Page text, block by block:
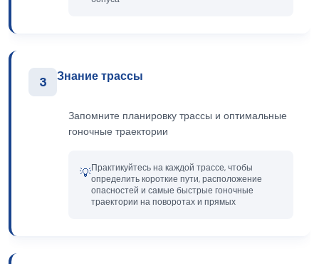
3 Знание трассы
Запомните планировку трассы и оптимальные
гоночные траектории
💡Практикуйтесь на каждой трассе, чтобы
определить короткие пути, расположение
опасностей и самые быстрые гоночные
траектории на поворотах и прямых